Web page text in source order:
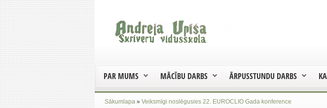
PAR MUMS MĀCĪBU DARBS ĀRPUSSTUNDU DARBS
Sākumlapa » Veiksmīgi noslēgusies 22. EUROCLIO Gada konference